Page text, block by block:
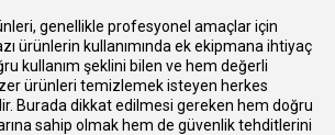
genellikle profesyonel amaçlar için
ürünlerin kullanımında ek ekipmana ihtiyaç
kullanım şeklini bilen ve hem değerli
ürünleri temizlemek isteyen herkes
Burada dikkat edilmesi gereken hem doğru
sahip olmak hem de güvenlik tehditlerini